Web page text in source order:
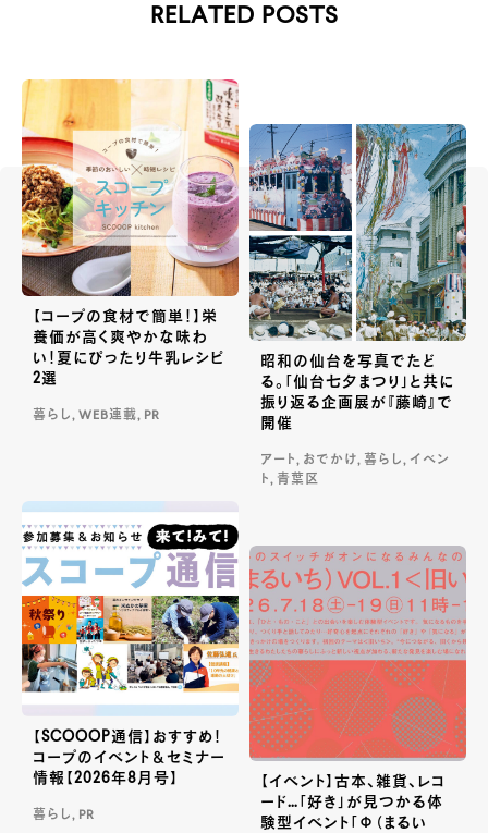
RELATED POSTS
【コープの食材で簡単！】栄
養価が高く爽やかな味わ
い！夏にぴったり牛乳レシピ
2選
暮らし, WEB連載, PR
昭和の仙台を写真でたど
る。「仙台七夕まつり」と共に
振り返る企画展が『藤崎』で
開催
アート, おでかけ, 暮らし, イベン
ト, 青葉区
【SCOOOP通信】おすすめ！
コープのイベント＆セミナー
情報【2026年8月号】
暮らし, PR
【イベント】古本、雑貨、レコ
ード…「好き」が見つかる体
験型イベント「Φ（まるい